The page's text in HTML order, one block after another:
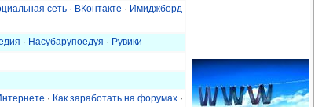
сеть · ВКонтакте · Имиджборд
· Насубарупоедуя · Рувики
· Как заработать на форумах ·